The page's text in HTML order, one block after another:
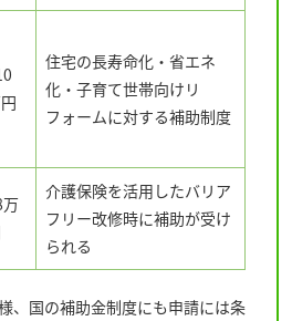
住宅の長寿命化・省エネ
化・子育て世帯向けリ
フォームに対する補助制度
介護保険を活用したバリア
フリー改修時に補助が受け
られる
、国の補助金制度にも申請には条